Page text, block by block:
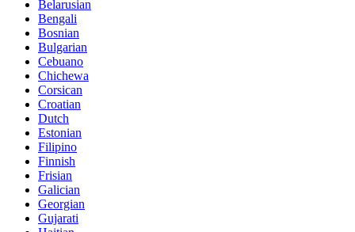
Belarusian
Bengali
Bosnian
Bulgarian
Cebuano
Chichewa
Corsican
Croatian
Dutch
Estonian
Filipino
Finnish
Frisian
Galician
Georgian
Gujarati